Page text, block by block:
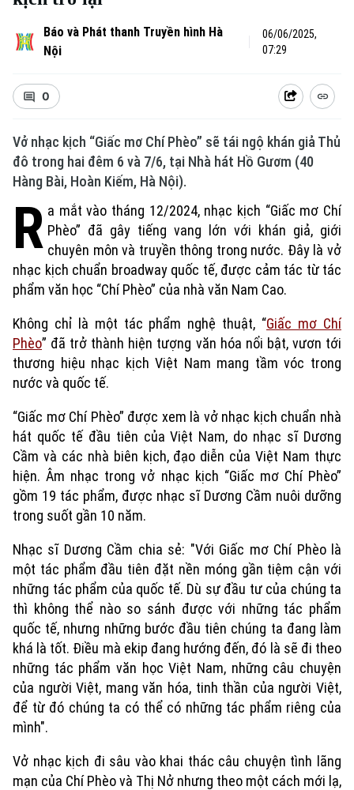
Xu hướng
Báo và Phát thanh Truyền hình Hà
Nội
06/06/2025,
07:29
0
Vở nhạc kịch “Giấc mơ Chí Phèo” sẽ tái ngộ khán giả Thủ
đô trong hai đêm 6 và 7/6, tại Nhà hát Hồ Gươm (40
Hàng Bài, Hoàn Kiếm, Hà Nội).
R a mắt vào tháng 12/2024, nhạc kịch “Giấc mơ Chí
Phèo” đã gây tiếng vang lớn với khán giả, giới
chuyên môn và truyền thông trong nước. Đây là vở
nhạc kịch chuẩn broadway quốc tế, được cảm tác từ tác
phẩm văn học “Chí Phèo” của nhà văn Nam Cao.
Không chỉ là một tác phẩm nghệ thuật, “Giấc mơ Chí
Phèo” đã trở thành hiện tượng văn hóa nổi bật, vươn tới
thương hiệu nhạc kịch Việt Nam mang tầm vóc trong
nước và quốc tế.
“Giấc mơ Chí Phèo” được xem là vở nhạc kịch chuẩn nhà
hát quốc tế đầu tiên của Việt Nam, do nhạc sĩ Dương
Cầm và các nhà biên kịch, đạo diễn của Việt Nam thực
hiện. Âm nhạc trong vở nhạc kịch “Giấc mơ Chí Phèo”
gồm 19 tác phẩm, được nhạc sĩ Dương Cầm nuôi dưỡng
trong suốt gần 10 năm.
Nhạc sĩ Dương Cầm chia sẻ: "Với Giấc mơ Chí Phèo là
một tác phẩm đầu tiên đặt nền móng gần tiệm cận với
những tác phẩm của quốc tế. Dù sự đầu tư của chúng ta
thì không thể nào so sánh được với những tác phẩm
quốc tế, nhưng những bước đầu tiên chúng ta đang làm
khá là tốt. Điều mà ekip đang hướng đến, đó là sẽ đi theo
những tác phẩm văn học Việt Nam, những câu chuyện
của người Việt, mang văn hóa, tinh thần của người Việt,
để từ đó chúng ta có thể có những tác phẩm riêng của
mình".
Vở nhạc kịch đi sâu vào khai thác câu chuyện tình lãng
mạn của Chí Phèo và Thị Nở nhưng theo một cách mới lạ,